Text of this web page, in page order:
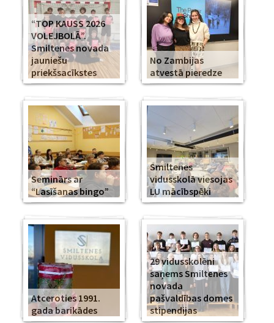
“TOP KAUSS 2026
VOLEJBOLĀ”.
Smiltenes novada
jauniešu
priekšsacīkstes
No Zambijas
atvestā pieredze
Seminārs ar
“Lasīšanas bingo”
Smiltenes
vidusskolā viesojas
LU mācībspēki
Atceroties 1991.
gada barikādes
29 vidusskolēni
saņems Smiltenes
novada
pašvaldības domes
stipendijas